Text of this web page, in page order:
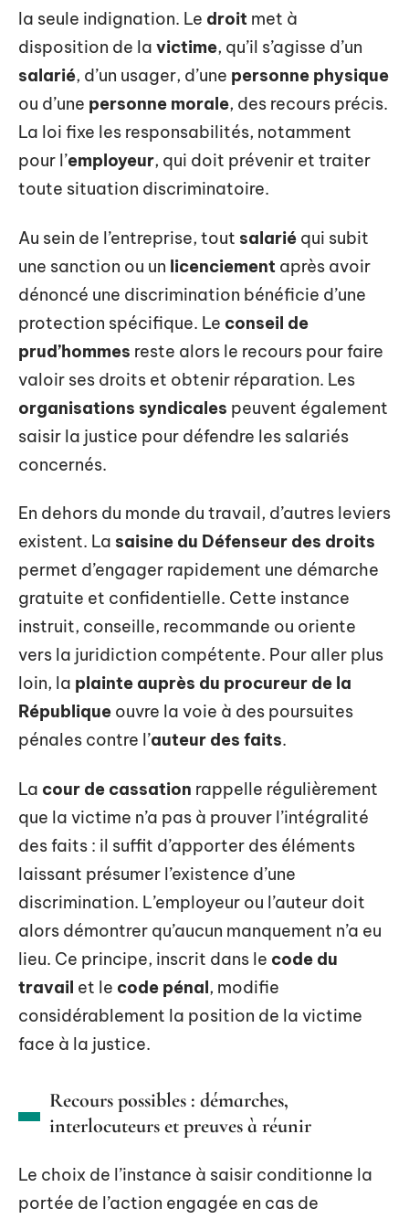
la seule indignation. Le droit met à
disposition de la victime, qu’il s’agisse d’un
salarié, d’un usager, d’une personne physique
ou d’une personne morale, des recours précis.
La loi fixe les responsabilités, notamment
pour l’employeur, qui doit prévenir et traiter
toute situation discriminatoire.
Au sein de l’entreprise, tout salarié qui subit
une sanction ou un licenciement après avoir
dénoncé une discrimination bénéficie d’une
protection spécifique. Le conseil de
prud’hommes reste alors le recours pour faire
valoir ses droits et obtenir réparation. Les
organisations syndicales peuvent également
saisir la justice pour défendre les salariés
concernés.
En dehors du monde du travail, d’autres leviers
existent. La saisine du Défenseur des droits
permet d’engager rapidement une démarche
gratuite et confidentielle. Cette instance
instruit, conseille, recommande ou oriente
vers la juridiction compétente. Pour aller plus
loin, la plainte auprès du procureur de la
République ouvre la voie à des poursuites
pénales contre l’auteur des faits.
La cour de cassation rappelle régulièrement
que la victime n’a pas à prouver l’intégralité
des faits : il suffit d’apporter des éléments
laissant présumer l’existence d’une
discrimination. L’employeur ou l’auteur doit
alors démontrer qu’aucun manquement n’a eu
lieu. Ce principe, inscrit dans le code du
travail et le code pénal, modifie
considérablement la position de la victime
face à la justice.
Recours possibles : démarches,
interlocuteurs et preuves à réunir
Le choix de l’instance à saisir conditionne la
portée de l’action engagée en cas de